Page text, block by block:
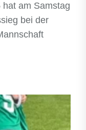
am Samstag
bei der